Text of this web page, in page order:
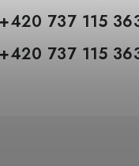
+420 737 115
+420 737 115